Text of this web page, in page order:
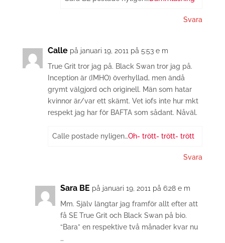
Svara
Calle på januari 19, 2011 på 5:53 e m
True Grit tror jag på. Black Swan tror jag på.
Inception är (IMHO) överhyllad, men ändå
grymt välgjord och originell. Män som hatar
kvinnor är/var ett skämt. Vet iofs inte hur mkt
respekt jag har för BAFTA som sådant. Nåväl.
Calle postade nyligen…Oh- trött- trött- trött
Svara
Sara BE på januari 19, 2011 på 6:28 e m
Mm. Själv längtar jag framför allt efter att
få SE True Grit och Black Swan på bio.
“Bara” en respektive två månader kvar nu
…